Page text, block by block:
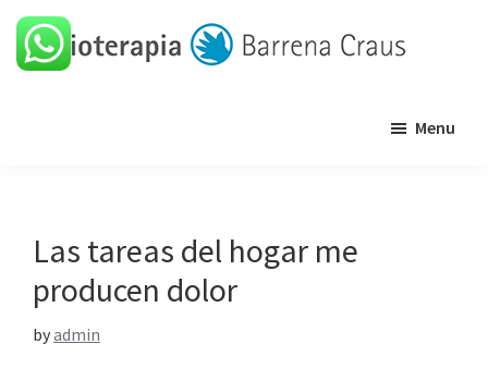
Skip
to
primary
Skip
to
main
Skip
to
primary
Skip
to
footer
Menu
Las tareas del hogar me
producen dolor
byadmin